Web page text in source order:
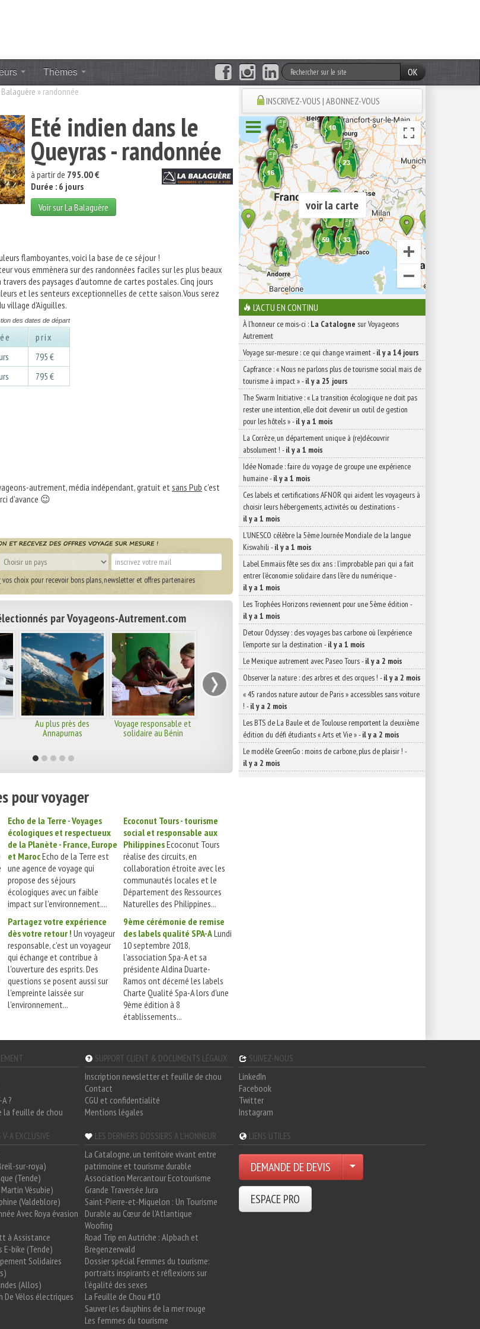
Thèmes
OK
Balaguère » randonnée
Eté indien dans le
Queyras - randonnée
à partir de 795.00 €
Durée : 6 jours
Voir sur La Balaguère
flamboyantes, voici la base de ce séjour !
vous emmènera sur des randonnées faciles sur les plus beaux
des paysages d'automne de cartes postales. Cinq jours
et les senteurs exceptionnelles de cette saison.Vous serez
village d'Aiguilles.
des dates de départ
prix
795 €
795 €
autrement, média indépendant, gratuit etsans Pub c'est
d'avance 😉
vos choix pour recevoir bons plans, newsletter et offres partenaires
par Voyageons-Autrement.com
Au plus près des
Annapurnas
Voyage responsable et
solidaire au Bénin
›
pour voyager
Echo de la Terre - Voyages
écologiques et respectueux
de la Planète - France, Europe
et MarocEcho de la Terre est
une agence de voyage qui
propose des séjours
écologiques avec un faible
impact sur l'environnement....
Ecoconut Tours - tourisme
social et responsable aux
PhilippinesEcoconut Tours
réalise des circuits, en
collaboration étroite avec les
communautés locales et le
Département des Ressources
Naturelles des Philippines...
Partagez votre expérience
dès votre retour ! Un voyageur
responsable, c'est un voyageur
qui échange et contribue à
l'ouverture des esprits. Des
questions se posent aussi sur
l'empreinte laissée sur
l'environnement...
9ème cérémonie de remise
des labels qualité SPA-ALundi
10 septembre 2018,
l’association Spa-A et sa
présidente Aldina Duarte-
Ramos ont décerné les labels
Charte Qualité Spa-A lors d'une
9ème édition à 8
établissements...
INSCRIVEZ-VOUS | ABONNEZ-VOUS
voir la carte
L'ACTU EN CONTINU
À l'honneur ce mois-ci : La Catalogne sur Voyageons
Autrement
Voyage sur-mesure : ce qui change vraiment-il y a 14 jours
Capfrance : « Nous ne parlons plus de tourisme social mais de
tourisme à impact »-il y a 25 jours
The Swarm Initiative : « La transition écologique ne doit pas
rester une intention, elle doit devenir un outil de gestion
pour les hôtels »-il y a 1 mois
La Corrèze, un département unique à (re)découvrir
absolument ! -il y a 1 mois
Idée Nomade : faire du voyage de groupe une expérience
humaine-il y a 1 mois
Ces labels et certifications AFNOR qui aident les voyageurs à
choisir leurs hébergements, activités ou destinations-
il y a 1 mois
L’UNESCO célèbre la 5ème Journée Mondiale de la langue
Kiswahili -il y a 1 mois
Label Emmaüs fête ses dix ans : l’improbable pari qui a fait
entrer l’économie solidaire dans l’ère du numérique-
il y a 1 mois
Les Trophées Horizons reviennent pour une 5ème édition -
il y a 1 mois
Detour Odyssey : des voyages bas carbone où l’expérience
l’emporte sur la destination -il y a 1 mois
Le Mexique autrement avec Paseo Tours-il y a 2 mois
Observer la nature : des arbres et des orques ! -il y a 2 mois
« 45 randos nature autour de Paris » accessibles sans voiture
! -il y a 2 mois
Les BTS de La Baule et de Toulouse remportent la deuxième
édition du défi étudiants « Arts et Vie »-il y a 2 mois
Le modèle GreenGo : moins de carbone, plus de plaisir ! -
il y a 2 mois
?
la feuille de chou
SUPPORT CLIENT & DOCUMENTS LÉGAUX
Inscription newsletter et feuille de chou
Contact
CGU et confidentialité
Mentions légales
SUIVEZ-NOUS
LinkedIn
Facebook
Twitter
Instagram
V-A EXCLUSIVE
sur-roya)
(Tende)
Vésubie)
(Valdeblore)
Avec Roya évasion
à Assistance
E-bike (Tende)
Solidaires
(Allos)
De Vélos électriques
LES DERNIERS DOSSIERS A L'HONNEUR
La Catalogne, un territoire vivant entre
patrimoine et tourisme durable
Association Mercantour Ecotourisme
Grande Traversée Jura
Saint-Pierre-et-Miquelon : Un Tourisme
Durable au Cœur de l'Atlantique
Woofing
Road Trip en Autriche : Alpbach et
Bregenzerwald
Dossier spécial Femmes du tourisme:
portraits inspirants et réflexions sur
l'égalité des sexes
La Feuille de Chou #10
Sauver les dauphins de la mer rouge
Les femmes du tourisme
LIENS UTILES
DEMANDE DE DEVIS
ESPACE PRO